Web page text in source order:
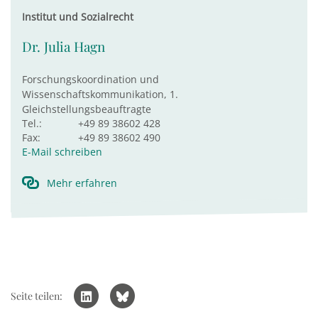
Institut und Sozialrecht
Dr. Julia Hagn
Forschungskoordination und
Wissenschaftskommunikation, 1.
Gleichstellungsbeauftragte
Tel.:
+49 89 38602 428
Fax:
+49 89 38602 490
E-Mail schreiben
Mehr erfahren
Seite teilen: